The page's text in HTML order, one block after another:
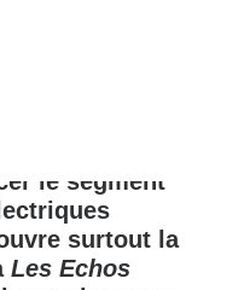
un
le
le segment
surtout la
Les Echos